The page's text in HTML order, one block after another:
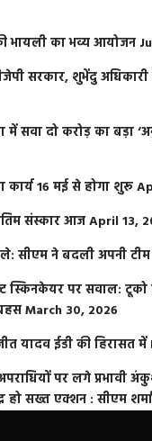
भायली का भव्य आयोजन
सरकार, शुभेंदु अधिकारी
में सवा दो करोड़ का बड़ा
कार्य 16 मई से होगा शुरू
संस्कार आजApril 13,
सीएम ने बदली अपनी टीम
स्किनकेयर पर सवाल:
March 30, 2026
यादव ईडी की हिरासत में
अपराधियों पर लगे प्रभावी
हो सख्त एक्शन : सीएम शर्मा